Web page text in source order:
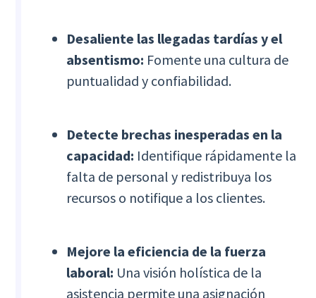
Desaliente las llegadas tardías y el
absentismo: Fomente una cultura de
puntualidad y confiabilidad.
Detecte brechas inesperadas en la
capacidad: Identifique rápidamente la
falta de personal y redistribuya los
recursos o notifique a los clientes.
Mejore la eficiencia de la fuerza
laboral: Una visión holística de la
asistencia permite una asignación